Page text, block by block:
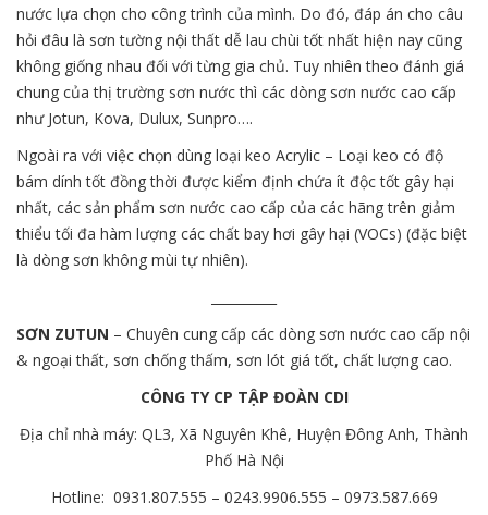
nước lựa chọn cho công trình của mình. Do đó, đáp án cho câu
hỏi đâu là sơn tường nội thất dễ lau chùi tốt nhất hiện nay cũng
không giống nhau đối với từng gia chủ. Tuy nhiên theo đánh giá
chung của thị trường sơn nước thì các dòng sơn nước cao cấp
như Jotun, Kova, Dulux, Sunpro….
Ngoài ra với việc chọn dùng loại keo Acrylic – Loại keo có độ
bám dính tốt đồng thời được kiểm định chứa ít độc tốt gây hại
nhất, các sản phẩm sơn nước cao cấp của các hãng trên giảm
thiểu tối đa hàm lượng các chất bay hơi gây hại (VOCs) (đặc biệt
là dòng sơn không mùi tự nhiên).
SƠN ZUTUN – Chuyên cung cấp các dòng sơn nước cao cấp nội
& ngoại thất, sơn chống thấm, sơn lót giá tốt, chất lượng cao.
CÔNG TY CP TẬP ĐOÀN CDI
Địa chỉ nhà máy: QL3, Xã Nguyên Khê, Huyện Đông Anh, Thành
Phố Hà Nội
Hotline: 0931.807.555 – 0243.9906.555 – 0973.587.669